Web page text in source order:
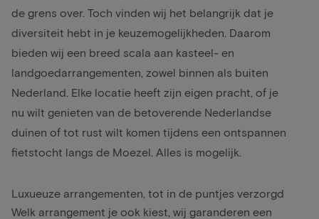
de grens over. Toch vinden wij het belangrijk dat je
diversiteit hebt in je keuzemogelijkheden. Daarom
bieden wij een breed scala aan kasteel- en
landgoedarrangementen, zowel binnen als buiten
Nederland. Elke locatie heeft zijn eigen pracht, of je
nu wilt genieten van de betoverende Nederlandse
duinen of tot rust wilt komen tijdens een ontspannen
fietstocht langs de Moezel. Alles is mogelijk.
Luxueuze arrangementen, tot in de puntjes verzorgd
Welk arrangement je ook kiest, wij garanderen een